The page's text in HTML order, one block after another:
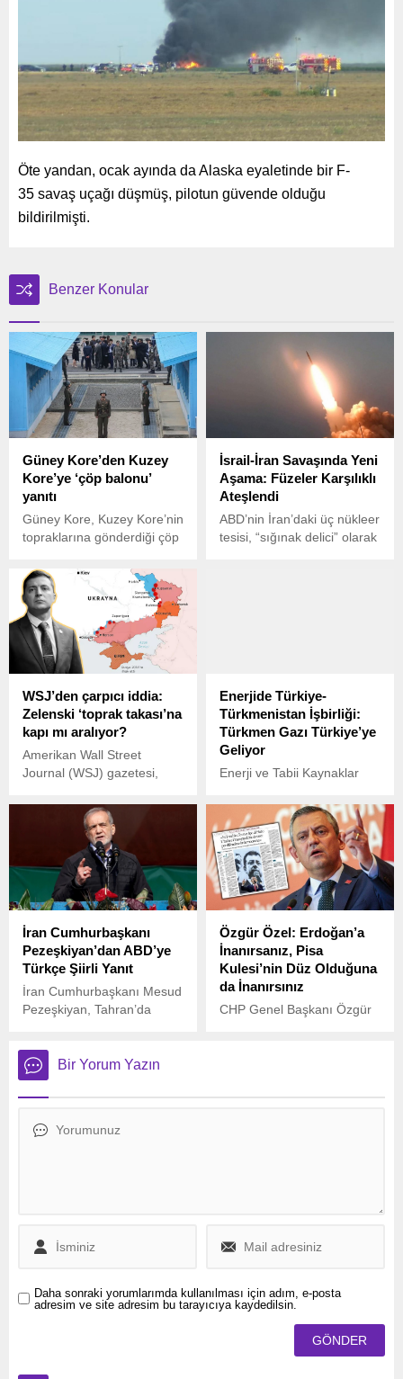
Öte yandan, ocak ayında da Alaska eyaletinde bir F-
35 savaş uçağı düşmüş, pilotun güvende olduğu
bildirilmişti.
Benzer Konular
Güney Kore’den Kuzey
Kore’ye ‘çöp balonu’
yanıtı
Güney Kore, Kuzey Kore’nin
topraklarına gönderdiği çöp
yayını ile karşılık
vereceklerini açıkladı.
İsrail-İran Savaşında Yeni
Aşama: Füzeler Karşılıklı
Ateşlendi
ABD’nin İran’daki üç nükleer
tesisi, “sığınak delici” olarak
WSJ’den çarpıcı iddia:
Zelenski ‘toprak takası’na
kapı mı aralıyor?
Amerikan Wall Street
Journal (WSJ) gazetesi,
Volodimir Zelenski’nin, ABD
Başkanı Donald Trump ile
yaptığı görüşmede toprak
değişimi fikrini doğrudan
reddetmediğini öne sürdü.
Enerjide Türkiye-
Türkmenistan İşbirliği:
Türkmen Gazı Türkiye’ye
Geliyor
Enerji ve Tabii Kaynaklar
Türkiye ile Türkmenistan
arasında enerji alanındaki
işbirliğinde tarihi bir adım
atıldığını duyurdu.
İran Cumhurbaşkanı
Pezeşkiyan’dan ABD’ye
Türkçe Şiirli Yanıt
İran Cumhurbaşkanı Mesud
Pezeşkiyan, Tahran’da
karşı sert bir açıklama yaptı.
Özgür Özel: Erdoğan’a
İnanırsanız, Pisa
Kulesi’nin Düz Olduğuna
da İnanırsınız
CHP Genel Başkanı Özgür
Sera gazetesine verdiği
Bir Yorum Yazın
Daha sonraki yorumlarımda kullanılması için adım, e-posta
adresim ve site adresim bu tarayıcıya kaydedilsin.